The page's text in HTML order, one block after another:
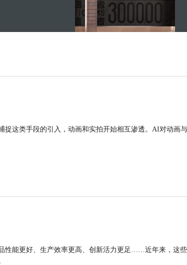
这类手段的引入，动画和实拍开始相互渗透。AI对动画
性能更好、生产效率更高、创新活力更足……近年来，这